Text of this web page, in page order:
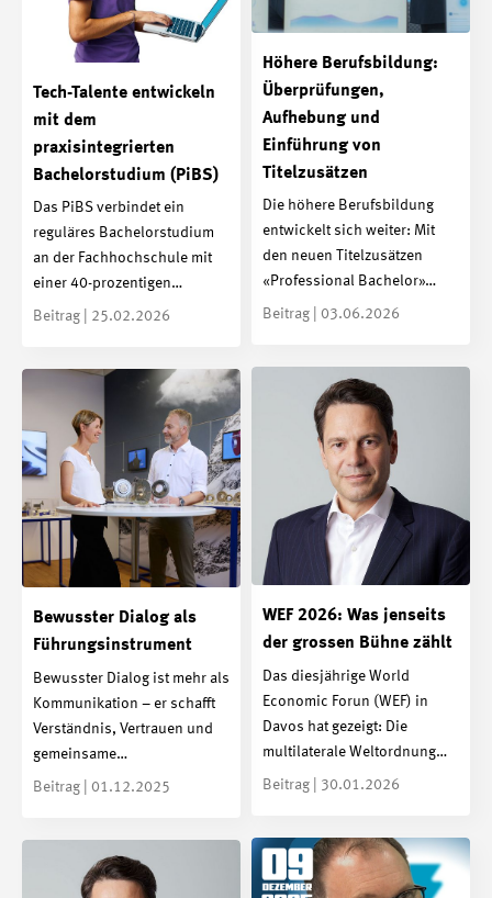
Höhere Berufsbildung:
Überprüfungen,
Aufhebung und
Einführung von
Titelzusätzen
Die höhere Berufsbildung
entwickelt sich weiter: Mit
den neuen Titelzusätzen
«Professional Bachelor»…
Beitrag | 03.06.2026
Tech-Talente entwickeln
mit dem
praxisintegrierten
Bachelorstudium (PiBS)
Das PiBS verbindet ein
reguläres Bachelorstudium
an der Fachhochschule mit
einer 40-prozentigen…
Beitrag | 25.02.2026
WEF 2026: Was jenseits
der grossen Bühne zählt
Das diesjährige World
Economic Forun (WEF) in
Davos hat gezeigt: Die
multilaterale Weltordnung…
Beitrag | 30.01.2026
Bewusster Dialog als
Führungsinstrument
Bewusster Dialog ist mehr als
Kommunikation – er schafft
Verständnis, Vertrauen und
gemeinsame…
Beitrag | 01.12.2025